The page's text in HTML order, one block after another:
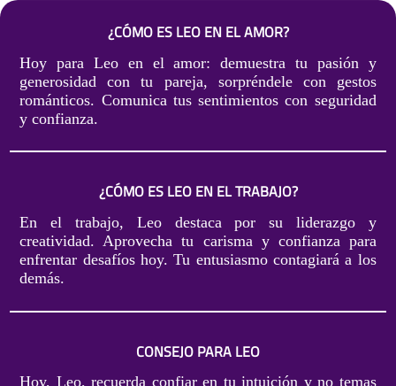
¿CÓMO ES LEO EN EL AMOR?
Hoy para Leo en el amor: demuestra tu pasión y
generosidad con tu pareja, sorpréndele con gestos
románticos. Comunica tus sentimientos con seguridad
y confianza.
¿CÓMO ES LEO EN EL TRABAJO?
En el trabajo, Leo destaca por su liderazgo y
creatividad. Aprovecha tu carisma y confianza para
enfrentar desafíos hoy. Tu entusiasmo contagiará a los
demás.
CONSEJO PARA LEO
Hoy, Leo, recuerda confiar en tu intuición y no temas